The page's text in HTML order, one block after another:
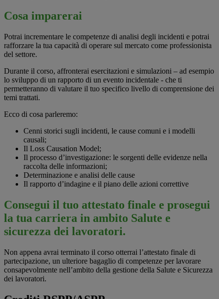
Cosa imparerai
Potrai incrementare le competenze di analisi degli incidenti e potrai
rafforzare la tua capacità di operare sul mercato come professionista
del settore.
Durante il corso, affronterai esercitazioni e simulazioni – ad esempio
lo sviluppo di un rapporto di un evento incidentale - che ti
permetteranno di valutare il tuo specifico livello di comprensione dei
temi trattati.
Ecco di cosa parleremo:
Cenni storici sugli incidenti, le cause comuni e i modelli
causali;
Il Loss Causation Model;
Il processo d’investigazione: le sorgenti delle evidenze nella
raccolta delle informazioni;
Determinazione e analisi delle cause
Il rapporto d’indagine e il piano delle azioni correttive
Consegui il tuo attestato finale e prosegui
la tua carriera in ambito Salute e
sicurezza dei lavoratori.
Non appena avrai terminato il corso otterrai l’attestato finale di
partecipazione, un ulteriore bagaglio di competenze per lavorare
consapevolmente nell’ambito della gestione della Salute e Sicurezza
dei lavoratori.